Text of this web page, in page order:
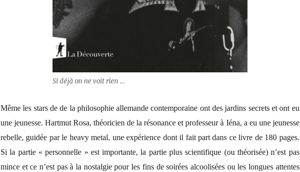
Si déjà on ne voit rien …
Même les stars de de la philosophie allemande contemporaine ont des jardins secrets et ont eu
une jeunesse. Hartmut Rosa, théoricien de la résonance et professeur à Iéna, a eu une jeunesse
rebelle, guidée par le heavy metal, une expérience dont il fait part dans ce livre de 180 pages.
Si la partie « personnelle » est importante, la partie plus scientifique (ou théorisée) n’est pas
mince et ce n’est pas à la nostalgie pour les fins de soirées alcoolisées ou les longues attentes